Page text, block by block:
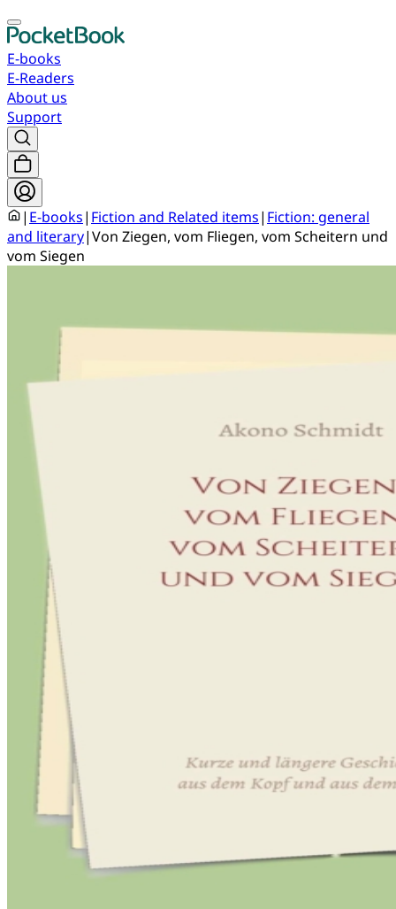
E-books
E-Readers
About us
Support
| E-books| Fiction and Related items| Fiction: general
and literary|Von Ziegen, vom Fliegen, vom Scheitern und
vom Siegen